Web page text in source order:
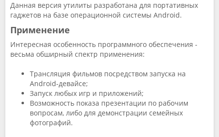
Данная версия утилиты разработана для портативных
гаджетов на базе операционной системы Android.
Применение
Интересная особенность программного обеспечения -
весьма обширный спектр применения:
Трансляция фильмов посредством запуска на
Android-девайсе;
Запуск любых игр и приложений;
Возможность показа презентации по рабочим
вопросам, либо для демонстрации семейных
фотографий.